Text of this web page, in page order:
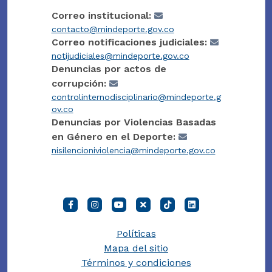
Correo institucional:
contacto@mindeporte.gov.co
Correo notificaciones judiciales:
notijudiciales@mindeporte.gov.co
Denuncias por actos de
corrupción:
controlinternodisciplinario@mindeporte.g
ov.co
Denuncias por Violencias Basadas
en Género en el Deporte:
nisilencioniviolencia@mindeporte.gov.co
Políticas
Mapa del sitio
Términos y condiciones